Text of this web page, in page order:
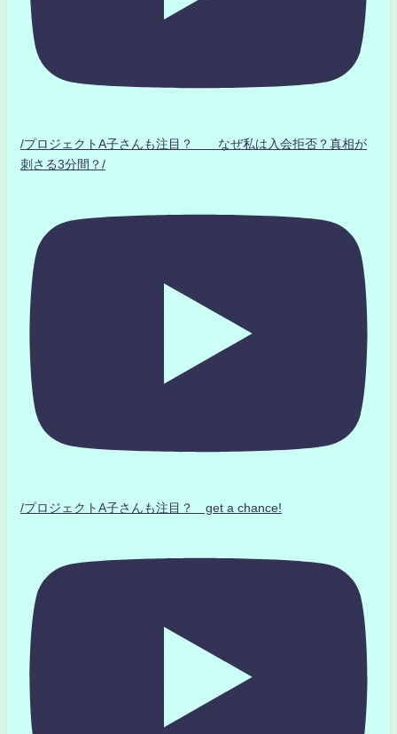
/プロジェクトA子さんも注目？ なぜ私は入会拒否？真相が
刺さる3分間？/
/プロジェクトA子さんも注目？ get a chance!